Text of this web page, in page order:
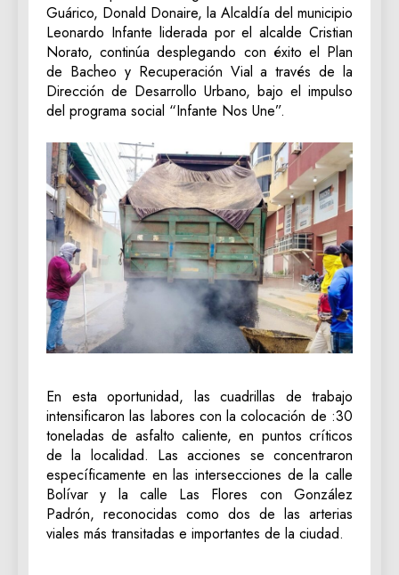
Guárico, Donald Donaire, la Alcaldía del municipio
Leonardo Infante liderada por el alcalde Cristian
Norato, continúa desplegando con éxito el Plan
de Bacheo y Recuperación Vial a través de la
Dirección de Desarrollo Urbano, bajo el impulso
del programa social “Infante Nos Une”.
En esta oportunidad, las cuadrillas de trabajo
intensificaron las labores con la colocación de :30
toneladas de asfalto caliente, en puntos críticos
de la localidad. Las acciones se concentraron
específicamente en las intersecciones de la calle
Bolívar y la calle Las Flores con González
Padrón, reconocidas como dos de las arterias
viales más transitadas e importantes de la ciudad.